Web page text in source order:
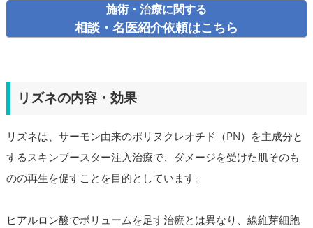
施術・治療に関する
相談・名医紹介依頼はこちら
リズネの内容・効果
リズネは、サーモン由来のポリヌクレオチド（PN）を主成分と
するスキンブースター注入治療で、ダメージを受けた肌そのも
のの再生を促すことを目的としています。
ヒアルロン酸でボリュームを足す治療とは異なり、線維芽細胞